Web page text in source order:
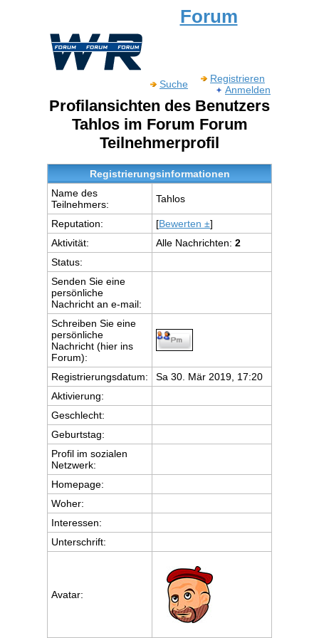
Forum
Suche
Registrieren
Anmelden
Profilansichten des Benutzers
Tahlos im Forum Forum
Teilnehmerprofil
Registrierungsinformationen
Name des
Teilnehmers:
Tahlos
Reputation: [Bewerten ±]
Aktivität:
Alle Nachrichten: 2
Status:
Senden Sie eine
persönliche
Nachricht an e-mail:
Schreiben Sie eine
persönliche
Nachricht (hier ins
Forum):
Registrierungsdatum:
Sa 30. Mär 2019, 17:20
Aktivierung:
Geschlecht:
Geburtstag:
Profil im sozialen
Netzwerk:
Homepage:
Woher:
Interessen:
Unterschrift:
Avatar: